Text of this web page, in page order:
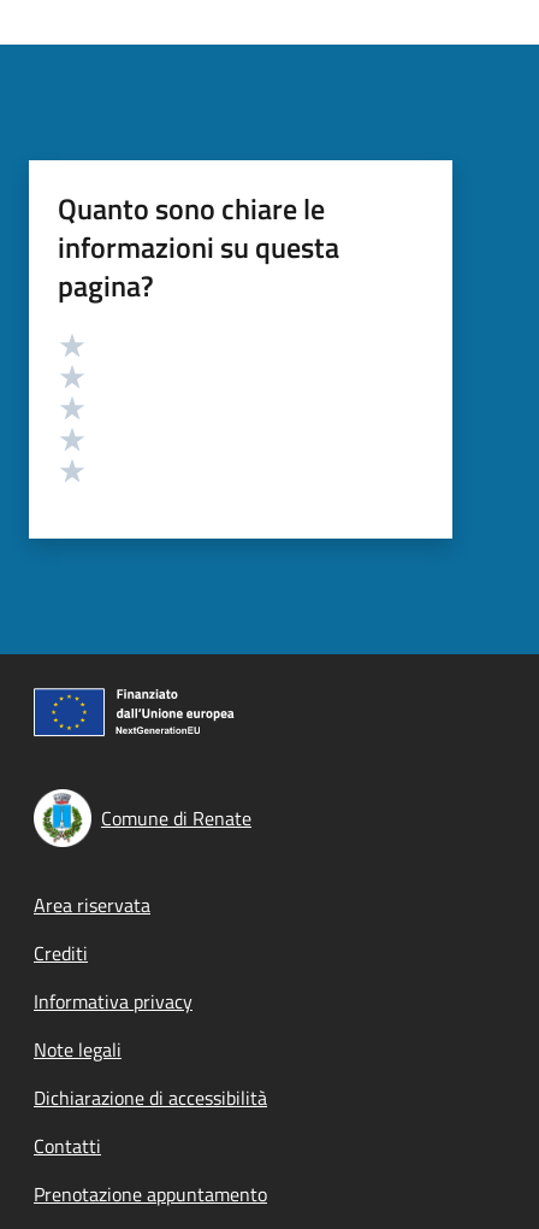
Quanto sono chiare le
informazioni su questa
pagina?
Valutazione
Comune di Renate
Footer menu
Area riservata
Crediti
Informativa privacy
Note legali
Dichiarazione di accessibilità
Contatti
Prenotazione appuntamento